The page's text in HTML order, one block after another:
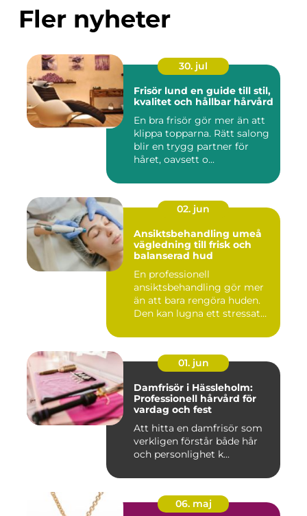
Fler nyheter
30. jul
Frisör lund en guide till stil,
kvalitet och hållbar hårvård
En bra frisör gör mer än att
klippa topparna. Rätt salong
blir en trygg partner för
håret, oavsett o...
02. jun
Ansiktsbehandling umeå
vägledning till frisk och
balanserad hud
En professionell
ansiktsbehandling gör mer
än att bara rengöra huden.
Den kan lugna ett stressat
01. jun
Damfrisör i Hässleholm:
Professionell hårvård för
vardag och fest
Att hitta en damfrisör som
verkligen förstår både hår
och personlighet k...
06. maj